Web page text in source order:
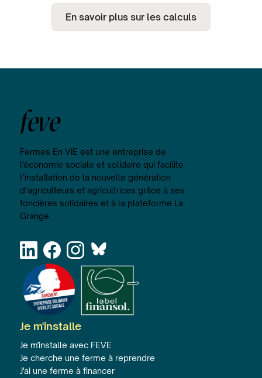
En savoir plus sur les calculs
feve
Fermes En ViE est une entreprise de
l'économie sociale et solidaire qui facilite
l’installation de la nouvelle génération
d’agriculteurs et agricultrices grâce à ses
foncières solidaires et à la plateforme La
Grange.
Je m'installe
Je m'installe avec FEVE
Je cherche une ferme à reprendre
J'ai une ferme à financer